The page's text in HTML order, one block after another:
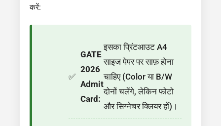
करें:
GATE
2026
Admit
Card:
इसका प्रिंटआउट A4
साइज पेपर पर साफ़ होना
चाहिए (Color या B/W
दोनों चलेंगे, लेकिन फोटो
और सिग्नेचर क्लियर हों)।